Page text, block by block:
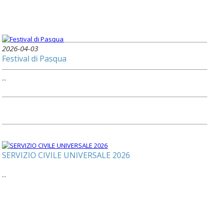
2026-04-03
Festival di Pasqua
...
SERVIZIO CIVILE UNIVERSALE 2026
...